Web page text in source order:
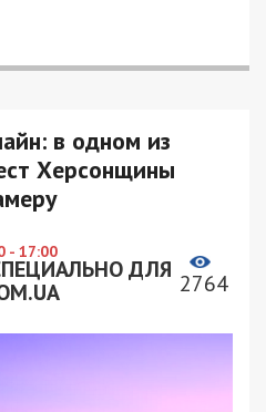
в одном из
Херсонщины
- 17:00
ДЛЯ 2764